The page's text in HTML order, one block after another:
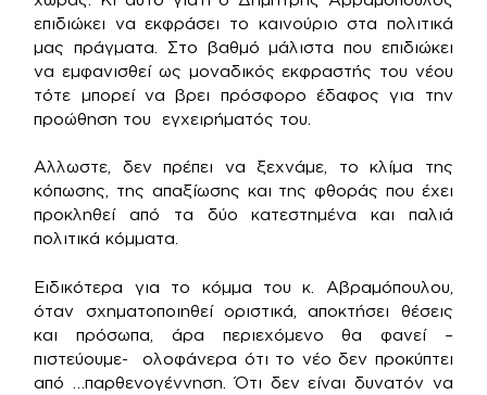
επιδιώκει να εκφράσει το καινούριο στα πολιτικά
μας πράγματα. Στο βαθμό μάλιστα που επιδιώκει
να εμφανισθεί ως μοναδικός εκφραστής του νέου
τότε μπορεί να βρει πρόσφορο έδαφος για την
προώθηση του εγχειρήματός του.
Αλλωστε, δεν πρέπει να ξεχνάμε, το κλίμα της
κόπωσης, της απαξίωσης και της φθοράς που έχει
προκληθεί από τα δύο κατεστημένα και παλιά
πολιτικά κόμματα.
Ειδικότερα για το κόμμα του κ. Αβραμόπουλου,
όταν σχηματοποιηθεί οριστικά, αποκτήσει θέσεις
και πρόσωπα, άρα περιεχόμενο θα φανεί –
πιστεύουμε- ολοφάνερα ότι το νέο δεν προκύπτει
από …παρθενογέννηση. Ότι δεν είναι δυνατόν να